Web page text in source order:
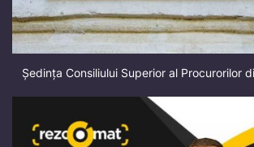
Ședința Consiliului Superior al Procurorilor